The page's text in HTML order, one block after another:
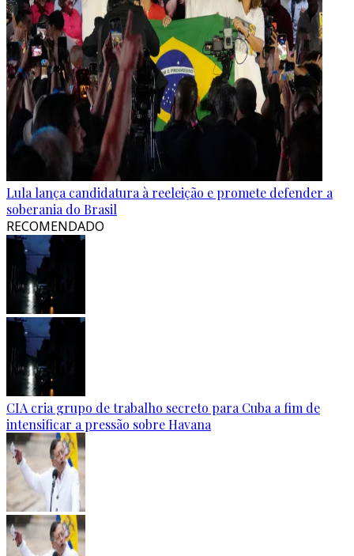
Lula lança candidatura à reeleição e promete defender a
soberania do Brasil
RECOMENDADO
CIA cria grupo de trabalho secreto para Cuba a fim de
intensificar a pressão sobre Havana